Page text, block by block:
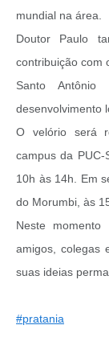
mundial na área.
Doutor Paulo
contribuição com
Santo
desenvolvimento
O velório será
campus da PUC-
10h às 14h. Em
do Morumbi, às
Neste
amigos, colegas
suas ideias
#pratania